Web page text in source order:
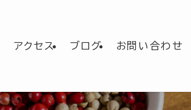
アクセス ブログ お問い合わせ